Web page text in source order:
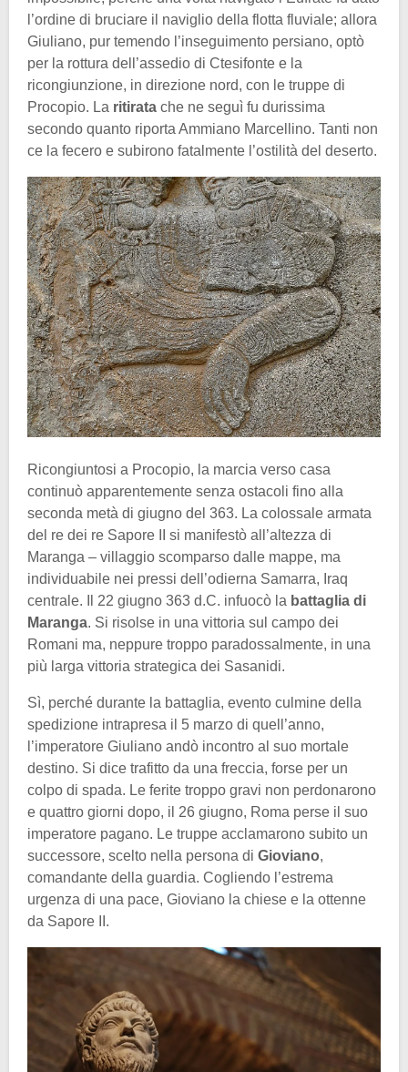
l’ordine di bruciare il naviglio della flotta fluviale; allora
Giuliano, pur temendo l’inseguimento persiano, optò
per la rottura dell’assedio di Ctesifonte e la
ricongiunzione, in direzione nord, con le truppe di
Procopio. La ritirata che ne seguì fu durissima
secondo quanto riporta Ammiano Marcellino. Tanti non
ce la fecero e subirono fatalmente l’ostilità del deserto.
Ricongiuntosi a Procopio, la marcia verso casa
continuò apparentemente senza ostacoli fino alla
seconda metà di giugno del 363. La colossale armata
del re dei re Sapore II si manifestò all’altezza di
Maranga – villaggio scomparso dalle mappe, ma
individuabile nei pressi dell’odierna Samarra, Iraq
centrale. Il 22 giugno 363 d.C. infuocò la battaglia di
Maranga. Si risolse in una vittoria sul campo dei
Romani ma, neppure troppo paradossalmente, in una
più larga vittoria strategica dei Sasanidi.
Sì, perché durante la battaglia, evento culmine della
spedizione intrapresa il 5 marzo di quell’anno,
l’imperatore Giuliano andò incontro al suo mortale
destino. Si dice trafitto da una freccia, forse per un
colpo di spada. Le ferite troppo gravi non perdonarono
e quattro giorni dopo, il 26 giugno, Roma perse il suo
imperatore pagano. Le truppe acclamarono subito un
successore, scelto nella persona di Gioviano,
comandante della guardia. Cogliendo l’estrema
urgenza di una pace, Gioviano la chiese e la ottenne
da Sapore II.